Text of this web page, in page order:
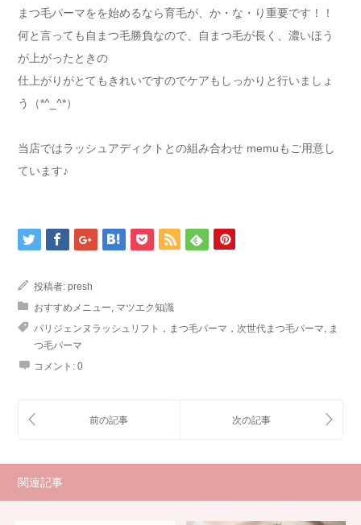
まつ毛パーマをを始めるなら育毛が、か・な・り重要です！！
何と言っても自まつ毛勝負なので、自まつ毛が長く、濃いほう
が上がったときの
仕上がりがとてもきれいですのでケアもしっかりと行いましょ
う（*^_^*）
当店ではラッシュアディクトとの組み合わせ memuもご用意し
ています♪
投稿者: presh
おすすめメニュー マツエク知識
パリジェンヌラッシュリフト，まつ毛パーマ，次世代まつ毛パーマ
ま
つ毛パーマ
コメント: 0
関連記事